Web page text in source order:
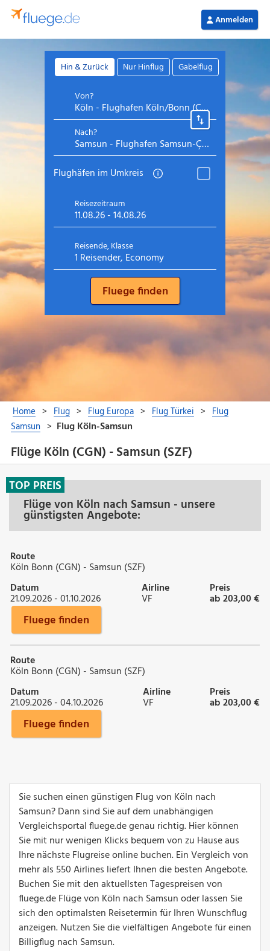
Flüge Köln (CGN) - Samsun (SZF)
Flüge von Köln nach Samsun - unsere
günstigsten Angebote:
TOP PREIS
Route
Köln Bonn (CGN) - Samsun (SZF)
Datum
21.09.2026 - 01.10.2026
Airline
VF
Preis
ab 203,00 €
Fluege finden
Route
Köln Bonn (CGN) - Samsun (SZF)
Datum
21.09.2026 - 04.10.2026
Airline
VF
Preis
ab 203,00 €
Fluege finden
Sie suchen einen günstigen Flug von Köln nach
Samsun? Dann sind Sie auf dem unabhängigen
Vergleichsportal fluege.de genau richtig. Hier können
Sie mit nur wenigen Klicks bequem von zu Hause aus
Ihre nächste Flugreise online buchen. Ein Vergleich von
mehr als 550 Airlines liefert Ihnen die besten Angebote.
Buchen Sie mit den aktuellsten Tagespreisen von
fluege.de Flüge von Köln nach Samsun oder lassen Sie
sich den optimalsten Reisetermin für Ihren Wunschflug
anzeigen. Nutzen Sie die vielfältigen Angebote für einen
Billigflug nach Samsun.